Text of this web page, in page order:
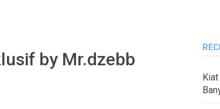
by Mr.dzebb